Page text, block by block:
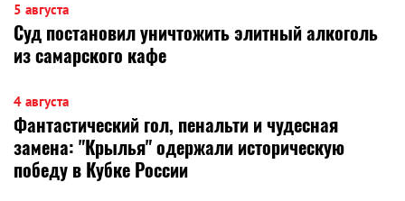
5 августа
Суд постановил уничтожить элитный алкоголь
из самарского кафе
4 августа
Фантастический гол, пенальти и чудесная
замена: "Крылья" одержали историческую
победу в Кубке России